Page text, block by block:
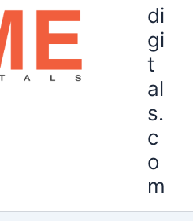
di
gi
t
al
s.
c
o
m